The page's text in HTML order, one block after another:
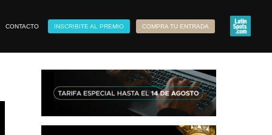
CONTACTO INSCRIBITE AL PREMIO COMPRA TU ENTRADA